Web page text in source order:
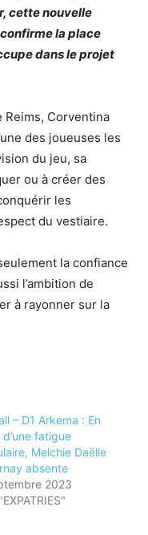
cette nouvelle
la place
dans le projet
Reims, Corventina
des joueuses les
du jeu, sa
ou à créer des
les
du vestiaire.
la confiance
l’ambition de
à rayonner sur la
– D1 Arkema : En
d’une fatigue
Melchie Daëlle
absente
2023